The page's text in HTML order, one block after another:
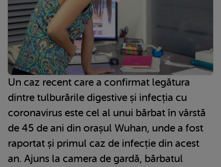
Un caz recent care a confirmat legătura
dintre tulburările digestive și infecția cu
coronavirus este cel al unui bărbat în vârstă
de 45 de ani din orașul Wuhan, unde a fost
raportat și primul caz de infecție din acest
an. Ajuns la camera de gardă, bărbatul